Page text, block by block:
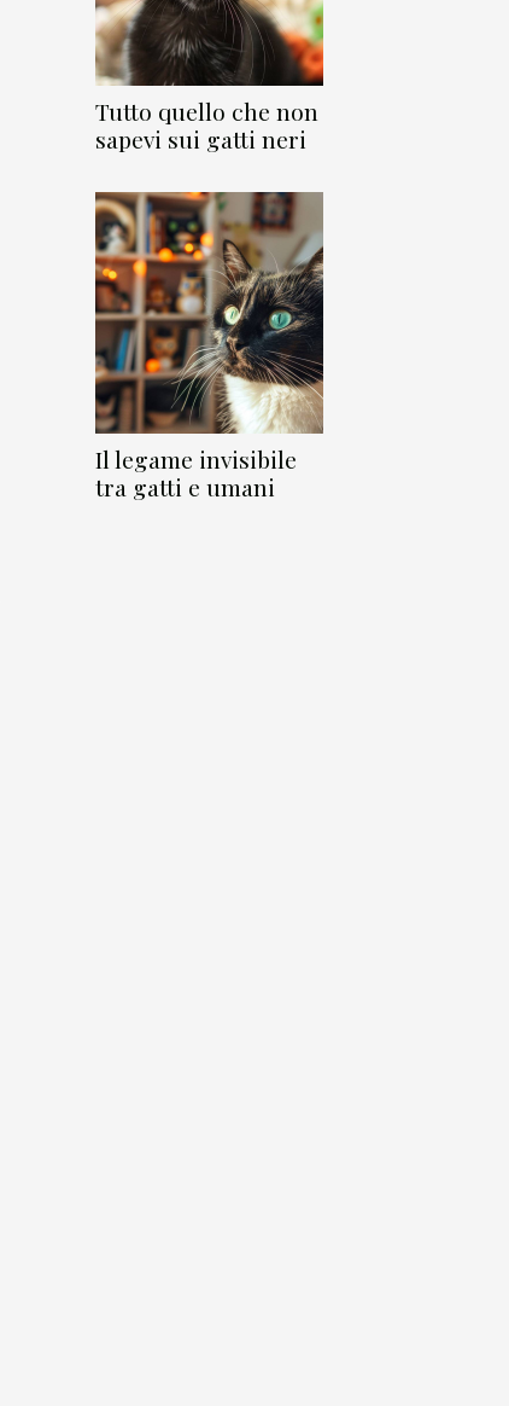
Tutto quello che non
sapevi sui gatti neri
Il legame invisibile
tra gatti e umani